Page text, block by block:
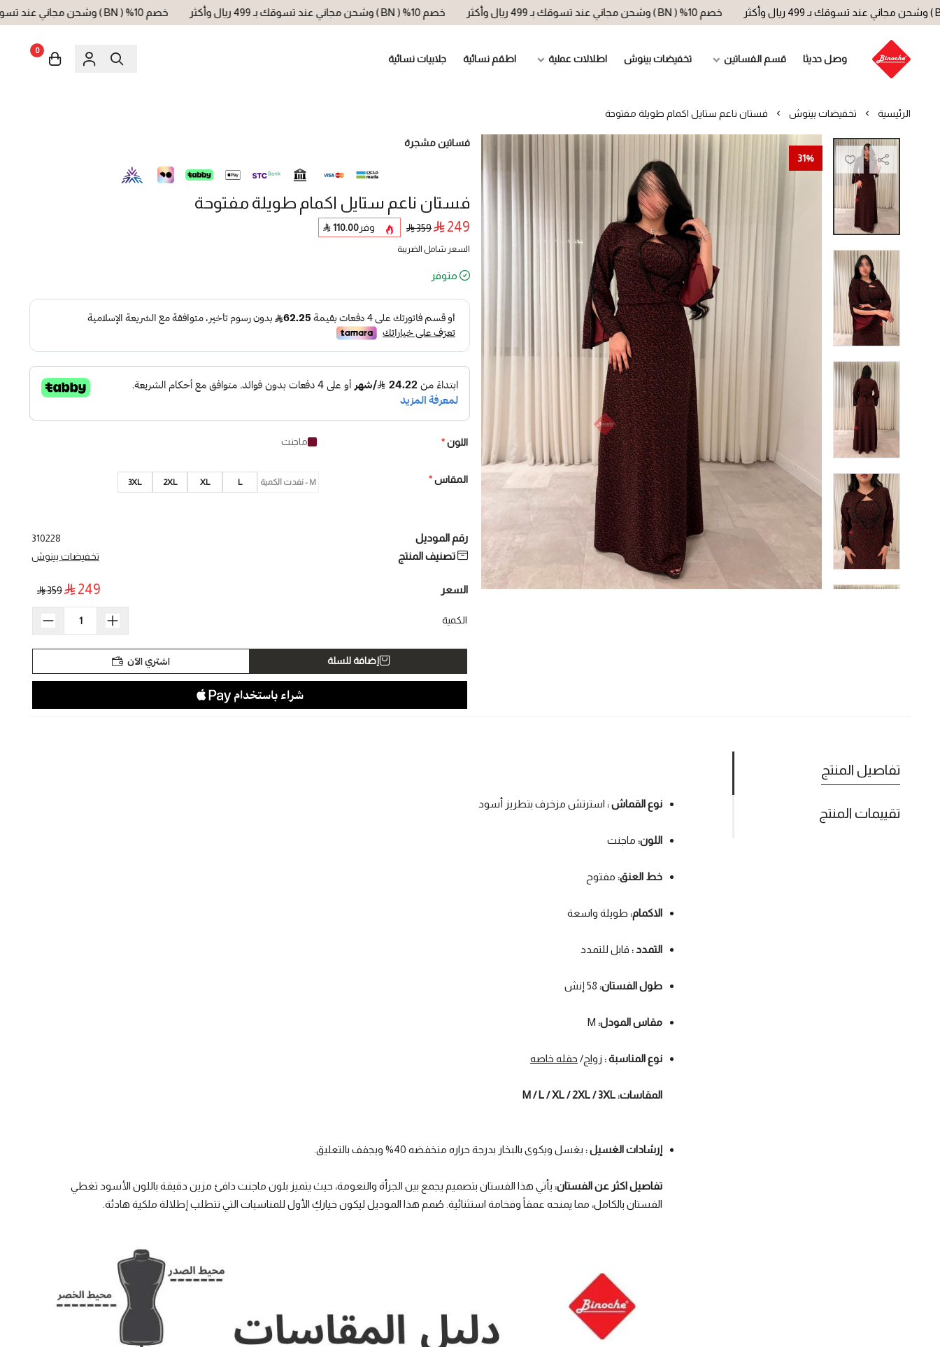
خصم 10% ( BN ) وشحن مجاني عند تسوقك بـ 499 ريال وأكثر خصم 10% ( BN ) وشحن مجاني عند تسوقك بـ 499 ريال وأكثر خصم 10% ( BN ) وشحن مجاني عند تسوقك بـ 499 ريال وأكثر
وصل حديثا قسم الفساتين تخفيضات بينوش اطلالات عملية اطقم نسائية جلابيات نسائية
0
الرئيسية تخفيضات بينوش فستان ناعم ستايل اكمام طويلة مفتوحة
31%
فستان ناعم ستايل اكمام طويلة مفتوحة
فساتين مشجرة
249
359 وفر110.00
السعر شامل الضريبة
متوفر
اللون* ماجنت
المقاس* M - نفدت الكمية L
XL
2XL
3XL
رقم الموديل 310228
تصنيف المنتج تخفيضات بينوش
السعر 249
359
الكمية
إضافة للسلة اشتري الآن
تفاصيل المنتج
تقييمات المنتج
نوع القماش : استرتش مزخرف بتطريز أسود
اللون: ماجنت
خط العنق: مفتوح
الاكمام: طويلة واسعة
التمدد : قابل للتمدد
طول الفستان: 58 إنش
مقاس المودل:
نوع المناسبة : زواج/ حفله خاصه
المقاسات: M / L / XL / 2XL / 3XL
إرشادات الغسيل : يغسل ويكوى بالبخار بدرجة حراره منخفضه 40% ويجفف بالتعليق.
تفاصيل اكثر عن الفستان: يأتي هذا الفستان بتصميم يجمع بين الجرأة والنعومة، حيث يتميز بلون ماجنت دافئ مزين دقيقة باللون الأسود تغطي
الفستان بالكامل، مما يمنحه عمقاً وفخامة استثنائية. صُمم هذا الموديل ليكون خياركِ الأول للمناسبات التي تتطلب إطلالة ملكية هادئة.